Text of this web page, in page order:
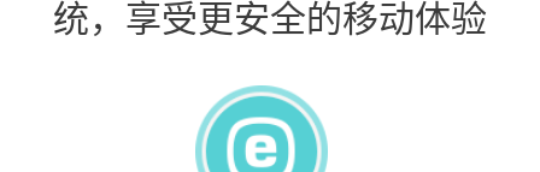
统，享受更安全的移动体验